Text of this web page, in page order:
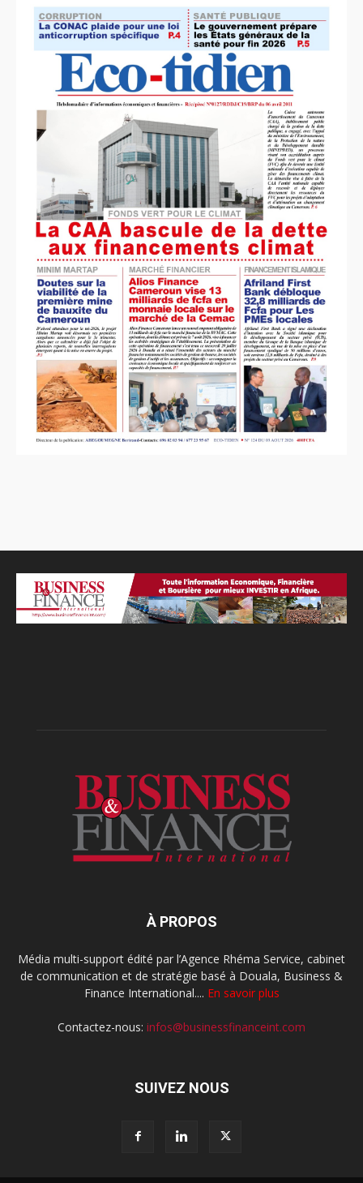
À PROPOS
Média multi-support édité par l’Agence Rhéma Service, cabinet
de communication et de stratégie basé à Douala, Business &
Finance International.... En savoir plus
Contactez-nous: infos@businessfinanceint.com
SUIVEZ NOUS